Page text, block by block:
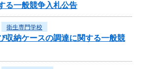
る一般競争入札公告
衛生専門学校
収納ケースの調達に関する一般競